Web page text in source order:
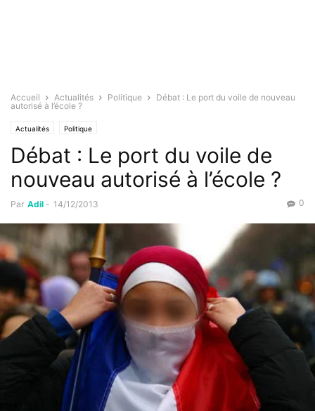
Accueil Actualités Politique
Débat : Le port du voile de nouveau
autorisé à l’école ?
Actualités Politique
Débat : Le port du voile de
nouveau autorisé à l’école ?
Par Adil - 14/12/2013 0